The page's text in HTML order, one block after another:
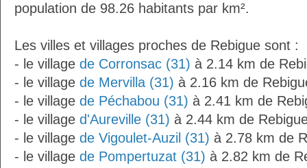
population de 98.26 habitants par km².
Les villes et villages proches de Rebigue sont :
- le village de Corronsac (31) à 2.14 km de
- le village de Mervilla (31) à 2.16 km de
- le village de Péchabou (31) à 2.41 km de
- le village d'Aureville (31) à 2.44 km de
- le village de Vigoulet-Auzil (31) à 2.78 km de
- le village de Pompertuzat (31) à 2.82 km de